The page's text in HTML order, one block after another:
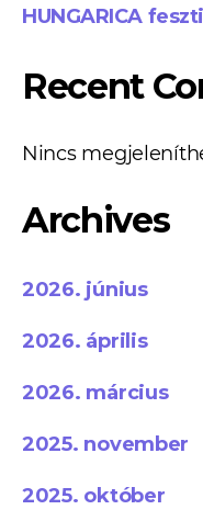
HUNGARICA
Recent
Nincs
Archives
2026. június
2026. április
2026. március
2025. november
2025. október